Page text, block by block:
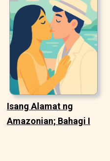
Isang Alamat ng
Amazonian; Bahagi I